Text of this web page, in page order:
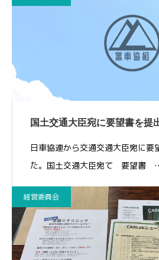
国土交通大臣宛に要望書を提
日車協連から交通交通大臣宛に要
た。国土交通大臣宛て 要望書
経営委員会